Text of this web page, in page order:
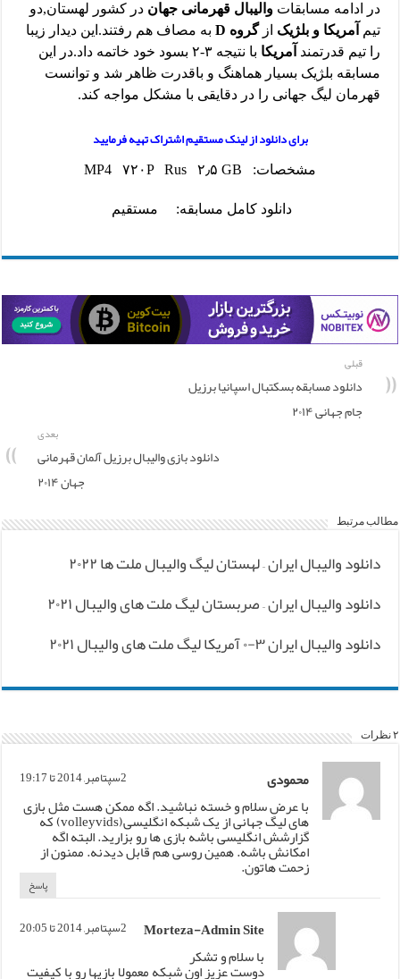
در ادامه مسابقاتوالیبال قهرمانی جهان در کشور لهستان,دو
تیم
آمریکا و بلژیک ازگروه D
به مصاف هم رفتند.این دیدار زیبا
را تیم قدرتمند آمریکا
با نتیجه ۳-۲ بسود خود خاتمه داد.در این
مسابقه بلژیک بسیار هماهنگ و باقدرت ظاهر شد و توانست
قهرمان لیگ جهانی را در دقایقی با مشکل مواجه کند.
برای دانلود از لینک مستقیم اشتراک تهیه فرمایید
مشخصات: MP4 ۷۲۰P Rus ۲٫۵ GB
دانلود کامل مسابقه: مستقیم
قبلی
دانلود مسابقه بسکتبال اسپانیا برزیل
جام جهانی ۲۰۱۴
بعدی
دانلود بازی والیبال برزیل آلمان قهرمانی
جهان ۲۰۱۴
مطالب مرتبط
دانلود والیبال ایران – لهستان لیگ والیبال ملت ها ۲۰۲۲
دانلود والیبال ایران – صربستان لیگ ملت های والیبال ۲۰۲۱
دانلود والیبال ایران ۳-۰ آمریکا لیگ ملت های والیبال ۲۰۲۱
۲ نظرات
محمودی 2سپتامبر, 2014 تا 19:17
با عرض سلام و خسته نباشید. اگه ممکن هست مثل بازی
های لیگ جهانی از یک شبکه انگلیسی(volleyvids) که
گزارشش انگلیسی باشه بازی ها رو بزارید. البته اگه
امکانش باشه. همین روسی هم قابل دیدنه. ممنون از
زحمت هاتون.
پاسخ
Morteza-Admin Site 2سپتامبر, 2014 تا 20:05
با سلام و تشکر
دوست عزیز اون شبکه معمولا بازیها رو با کیفیت